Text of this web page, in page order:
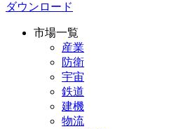
ダウンロード
市場一覧
産業
防衛
宇宙
鉄道
建機
物流